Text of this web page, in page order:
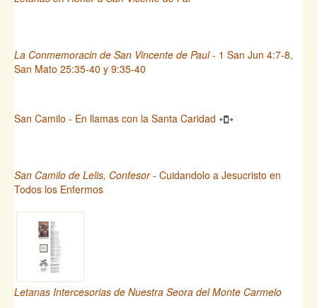
La Conmemoracin de San Vincente de Paul- 1 San Jun 4:7-8,
San Mato 25:35-40 y 9:35-40
San Camilo - En llamas con la Santa Caridad
San Camilo de Lelis, Confesor- Cuidandolo a Jesucristo en
Todos los Enfermos
Letanas Intercesorias de Nuestra Seora del Monte Carmelo